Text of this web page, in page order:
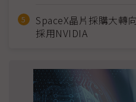
SpaceX晶片採購大
採用NVIDIA